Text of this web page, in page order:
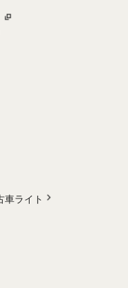
車ライト